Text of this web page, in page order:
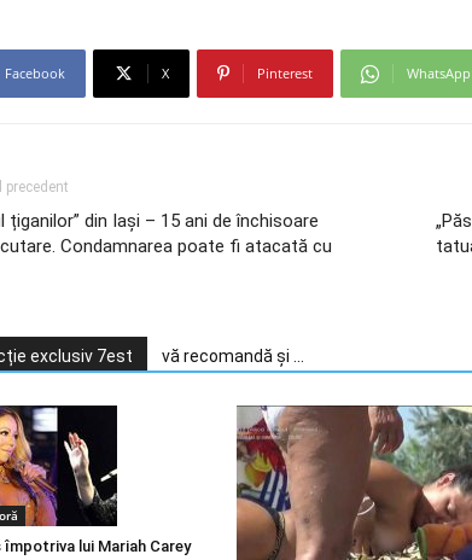
Facebook X Pinterest WhatsApp
țiganilor” din Iași – 15 ani de închisoare
Condamnarea poate fi atacată cu
exclusiv 7est vă recomandă și ...
împotriva lui Mariah Carey